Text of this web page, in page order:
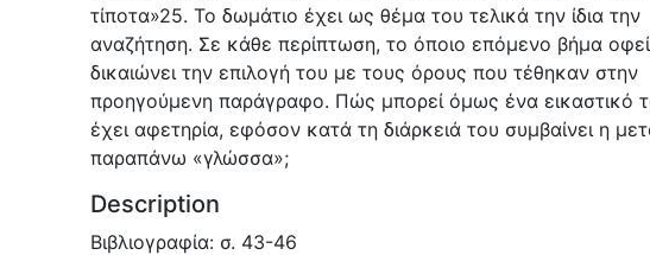
τίποτα»25. Το δωμάτιο έχει ως θέμα του τελικά την ίδια την
αναζήτηση. Σε κάθε περίπτωση, το όποιο επόμενο βήμα
δικαιώνει την επιλογή του με τους όρους που τέθηκαν στην
προηγούμενη παράγραφο. Πώς μπορεί όμως ένα εικαστικό
έχει αφετηρία, εφόσον κατά τη διάρκειά του συμβαίνει η
παραπάνω «γλώσσα»;
Description
Βιβλιογραφία: σ. 43-46